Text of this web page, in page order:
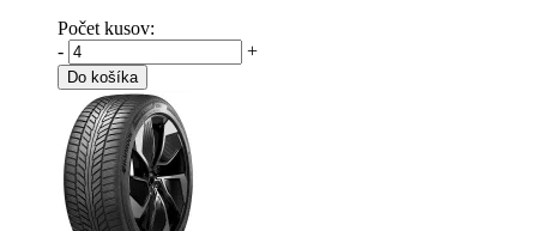
Počet kusov:
-
+
Do košíka